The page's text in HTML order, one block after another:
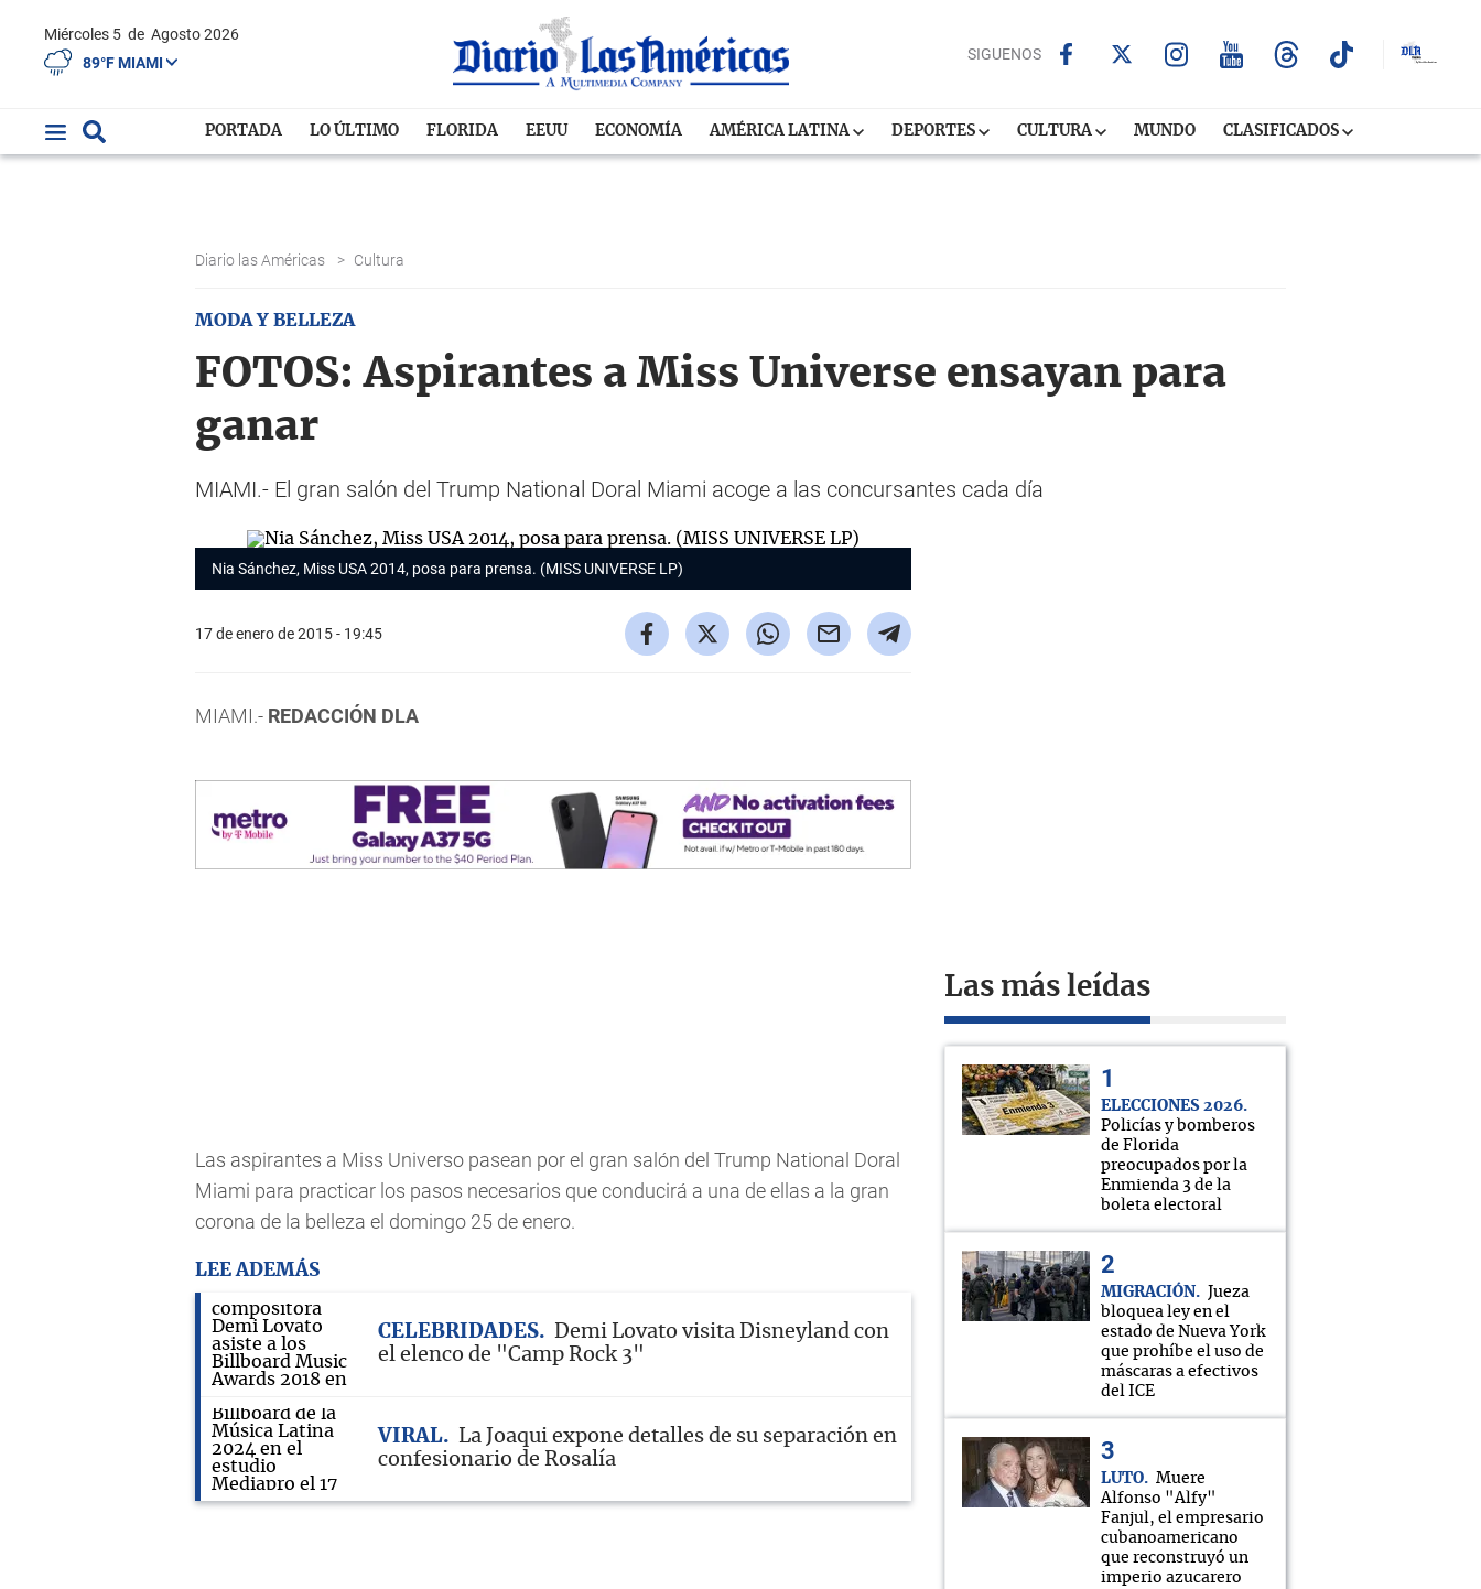
Miércoles 5 de Agosto 2026
89°F MIAMI
SIGUENOS
PORTADA LO ÚLTIMO FLORIDA EEUU ECONOMÍA AMÉRICA LATINA DEPORTES CULTURA MUNDO CLASIFICADOS
Diario las Américas > Cultura
MODA Y BELLEZA
FOTOS: Aspirantes a Miss Universe ensayan para
ganar
MIAMI.- El gran salón del Trump National Doral Miami acoge a las concursantes cada día
Nia Sánchez, Miss USA 2014, posa para prensa. (MISS UNIVERSE LP)
17 de enero de 2015 - 19:45
MIAMI.- REDACCIÓN DLA
Las aspirantes a Miss Universo pasean por el gran salón del Trump National Doral
Miami para practicar los pasos necesarios que conducirá a una de ellas a la gran
corona de la belleza el domingo 25 de enero.
LEE ADEMÁS
CELEBRIDADES
Demi Lovato visita Disneyland con
el elenco de "Camp Rock 3"
VIRAL
La Joaqui expone detalles de su separación en
confesionario de Rosalía
Las más leídas
ELECCIONES 2026
Policías y bomberos
de Florida
preocupados por la
Enmienda 3 de la
boleta electoral
MIGRACIÓN
Jueza
bloquea ley en el
estado de Nueva York
que prohíbe el uso de
máscaras a efectivos
del ICE
LUTO
Muere
Alfonso "Alfy"
Fanjul, el empresario
cubanoamericano
que reconstruyó un
imperio azucarero